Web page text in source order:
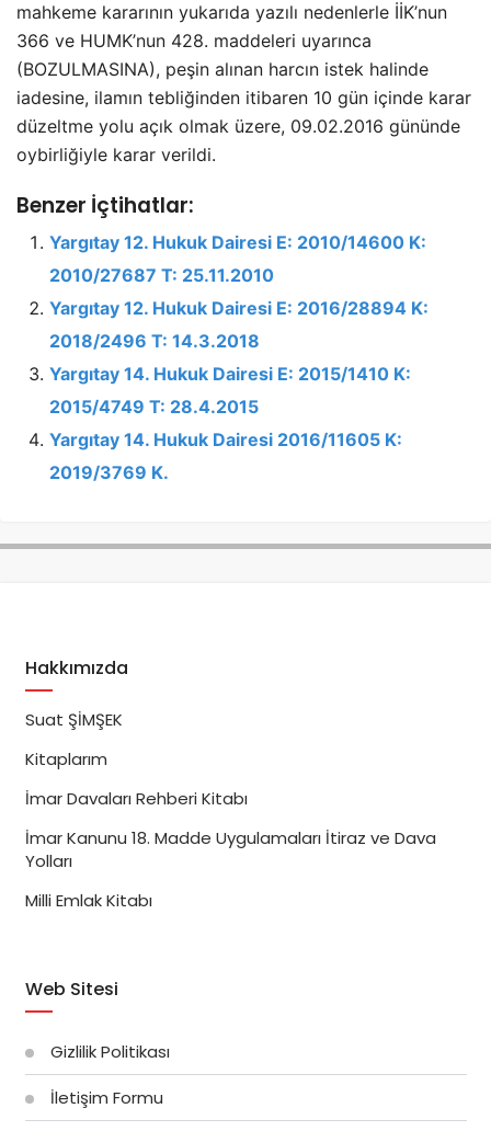
mahkeme kararının yukarıda yazılı nedenlerle İİK’nun
366 ve HUMK’nun 428. maddeleri uyarınca
(BOZULMASINA), peşin alınan harcın istek halinde
iadesine, ilamın tebliğinden itibaren 10 gün içinde karar
düzeltme yolu açık olmak üzere, 09.02.2016 gününde
oybirliğiyle karar verildi.
Benzer İçtihatlar:
Yargıtay 12. Hukuk Dairesi E: 2010/14600 K:
2010/27687 T: 25.11.2010
Yargıtay 12. Hukuk Dairesi E: 2016/28894 K:
2018/2496 T: 14.3.2018
Yargıtay 14. Hukuk Dairesi E: 2015/1410 K:
2015/4749 T: 28.4.2015
Yargıtay 14. Hukuk Dairesi 2016/11605 K:
2019/3769 K.
Hakkımızda
Suat ŞİMŞEK
Kitaplarım
İmar Davaları Rehberi Kitabı
İmar Kanunu 18. Madde Uygulamaları İtiraz ve Dava
Yolları
Milli Emlak Kitabı
Web Sitesi
Gizlilik Politikası
İletişim Formu